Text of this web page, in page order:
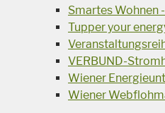
Smartes Wohnen
Tupper your
VERBUND-
Wiener
Wiener